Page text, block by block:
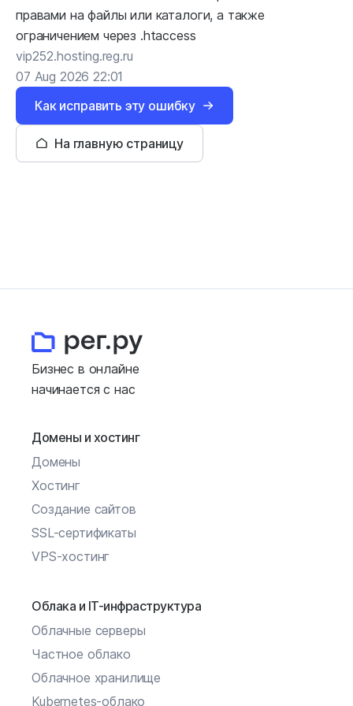
правами на файлы или каталоги, а также
ограничением через .htaccess
vip252.hosting.reg.ru
07 Aug 2026 22:01
Как исправить эту ошибку
На главную страницу
Бизнес в онлайне
начинается с нас
Домены и хостинг
Домены
Хостинг
Создание сайтов
SSL-сертификаты
VPS-хостинг
Облака и IT-инфраструктура
Облачные серверы
Частное облако
Облачное хранилище
Kubernetes-облако